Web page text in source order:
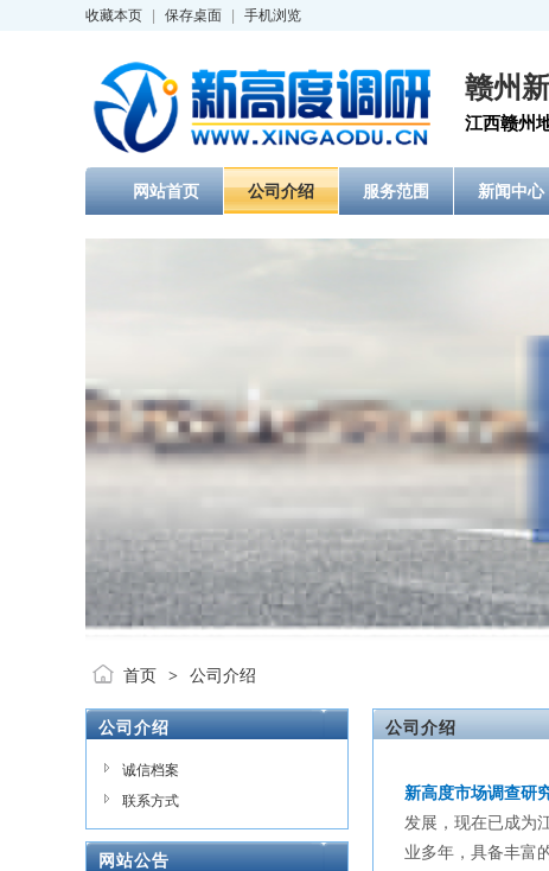
收藏本页 保存桌面 手机浏览
赣州
江西赣州
网站首页 公司介绍 服务范围 新闻中心
首页 > 公司介绍
公司介绍
诚信档案
联系方式
网站公告
公司介绍
新高度市场调查研
发展，现在已成为
业多年，具备丰富